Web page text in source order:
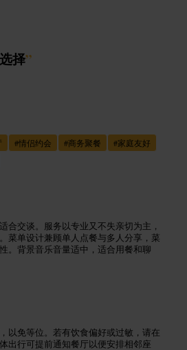
择”
#情侣约会 #商务聚餐 #家庭友好
合交谈。服务以专业又不失亲切为主，
菜单设计兼顾单人点餐与多人分享，菜
。背景音乐音量适中，适合用餐和聊
以免等位。若有饮食偏好或过敏，请在
出行可提前通知餐厅以便安排相邻座